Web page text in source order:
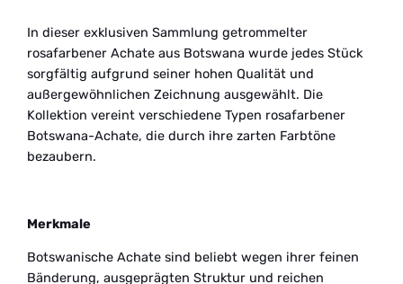
In dieser exklusiven Sammlung getrommelter
rosafarbener Achate aus Botswana wurde jedes Stück
sorgfältig aufgrund seiner hohen Qualität und
außergewöhnlichen Zeichnung ausgewählt. Die
Kollektion vereint verschiedene Typen rosafarbener
Botswana-Achate, die durch ihre zarten Farbtöne
bezaubern.
Merkmale
Botswanische Achate sind beliebt wegen ihrer feinen
Bänderung, ausgeprägten Struktur und reichen